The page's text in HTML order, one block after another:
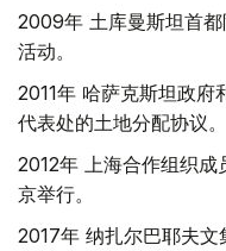
2009年 土库曼斯坦首
活动。
2011年 哈萨克斯坦政府
代表处的土地分配协议。
2012年 上海合作组织
京举行。
2017年 纳扎尔巴耶夫